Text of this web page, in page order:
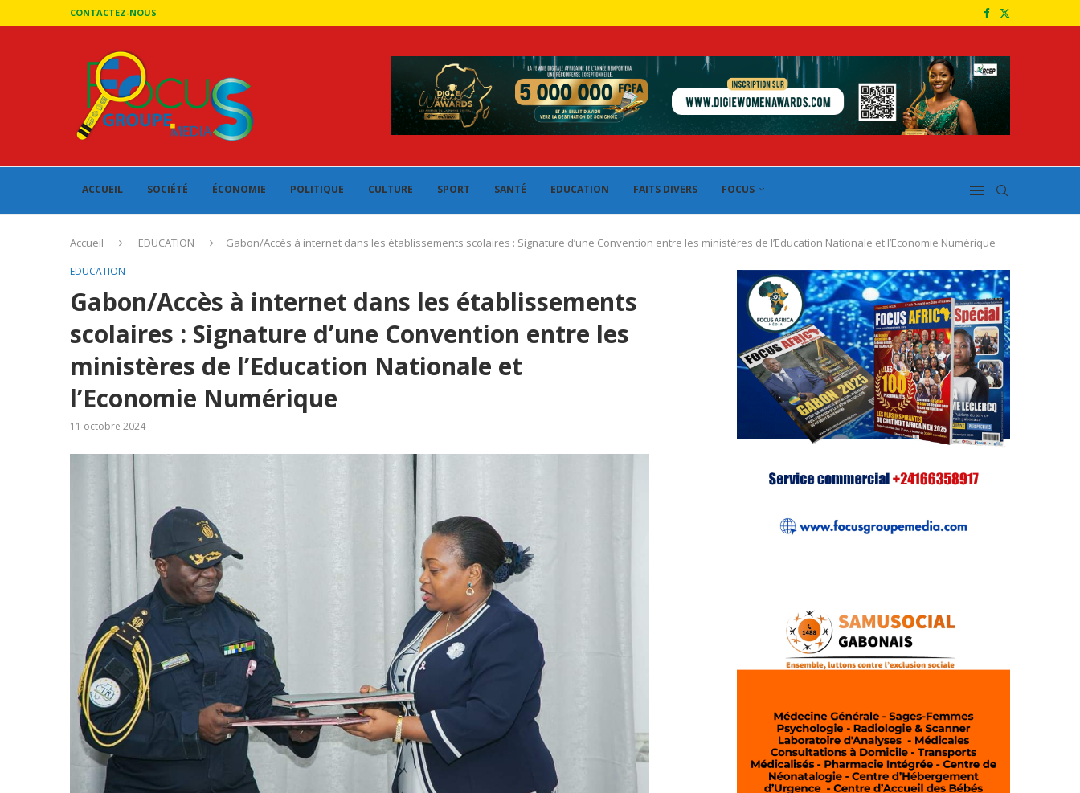
CONTACTEZ-NOUS
ACCUEIL SOCIÉTÉ ÉCONOMIE POLITIQUE CULTURE SPORT SANTÉ EDUCATION FAITS DIVERS FOCUS
Accueil EDUCATION Gabon/Accès à internet dans les établissements scolaires : Signature d’une Convention entre les ministères de l’Education Nationale et l’Economie Numérique
EDUCATION
Gabon/Accès à internet dans les établissements
scolaires : Signature d’une Convention entre les
ministères de l’Education Nationale et
l’Economie Numérique
11 octobre 2024